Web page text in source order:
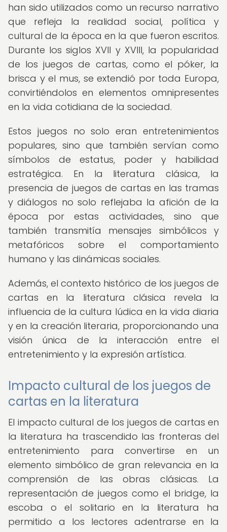
han sido utilizados como un recurso narrativo
que refleja la realidad social, política y
cultural de la época en la que fueron escritos.
Durante los siglos XVII y XVIII, la popularidad
de los juegos de cartas, como el póker, la
brisca y el mus, se extendió por toda Europa,
convirtiéndolos en elementos omnipresentes
en la vida cotidiana de la sociedad.
Estos juegos no solo eran entretenimientos
populares, sino que también servían como
símbolos de estatus, poder y habilidad
estratégica. En la literatura clásica, la
presencia de juegos de cartas en las tramas
y diálogos no solo reflejaba la afición de la
época por estas actividades, sino que
también transmitía mensajes simbólicos y
metafóricos sobre el comportamiento
humano y las dinámicas sociales.
Además, el contexto histórico de los juegos de
cartas en la literatura clásica revela la
influencia de la cultura lúdica en la vida diaria
y en la creación literaria, proporcionando una
visión única de la interacción entre el
entretenimiento y la expresión artística.
Impacto cultural de los juegos de
cartas en la literatura
El impacto cultural de los juegos de cartas en
la literatura ha trascendido las fronteras del
entretenimiento para convertirse en un
elemento simbólico de gran relevancia en la
comprensión de las obras clásicas. La
representación de juegos como el bridge, la
escoba o el solitario en la literatura ha
permitido a los lectores adentrarse en la